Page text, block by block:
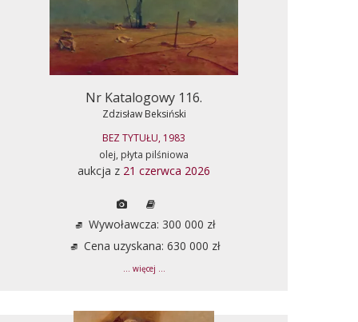
Nr Katalogowy 116.
Zdzisław Beksiński
BEZ TYTUŁU, 1983
olej, płyta pilśniowa
aukcja z 21 czerwca 2026
Wywoławcza: 300 000 zł
Cena uzyskana: 630 000 zł
... więcej ...